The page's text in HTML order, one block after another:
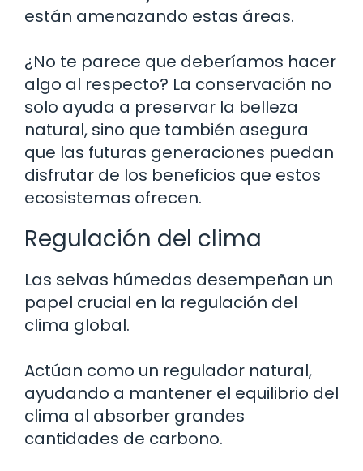
están amenazando estas áreas.
¿No te parece que deberíamos hacer
algo al respecto? La conservación no
solo ayuda a preservar la belleza
natural, sino que también asegura
que las futuras generaciones puedan
disfrutar de los beneficios que estos
ecosistemas ofrecen.
Regulación del clima
Las selvas húmedas desempeñan un
papel crucial en la regulación del
clima global.
Actúan como un regulador natural,
ayudando a mantener el equilibrio del
clima al absorber grandes
cantidades de carbono.